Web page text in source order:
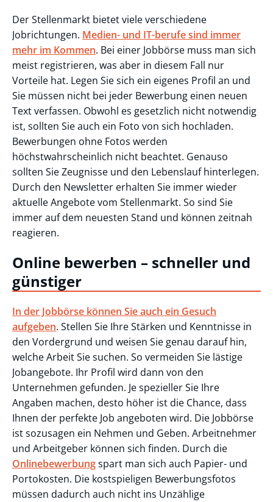
Der Stellenmarkt bietet viele verschiedene
Jobrichtungen. Medien- und IT-berufe sind immer
mehr im Kommen. Bei einer Jobbörse muss man sich
meist registrieren, was aber in diesem Fall nur
Vorteile hat. Legen Sie sich ein eigenes Profil an und
Sie müssen nicht bei jeder Bewerbung einen neuen
Text verfassen. Obwohl es gesetzlich nicht notwendig
ist, sollten Sie auch ein Foto von sich hochladen.
Bewerbungen ohne Fotos werden
höchstwahrscheinlich nicht beachtet. Genauso
sollten Sie Zeugnisse und den Lebenslauf hinterlegen.
Durch den Newsletter erhalten Sie immer wieder
aktuelle Angebote vom Stellenmarkt. So sind Sie
immer auf dem neuesten Stand und können zeitnah
reagieren.
Online bewerben – schneller und
günstiger
In der Jobbörse können Sie auch ein Gesuch
aufgeben. Stellen Sie Ihre Stärken und Kenntnisse in
den Vordergrund und weisen Sie genau darauf hin,
welche Arbeit Sie suchen. So vermeiden Sie lästige
Jobangebote. Ihr Profil wird dann von den
Unternehmen gefunden. Je spezieller Sie Ihre
Angaben machen, desto höher ist die Chance, dass
Ihnen der perfekte Job angeboten wird. Die Jobbörse
ist sozusagen ein Nehmen und Geben. Arbeitnehmer
und Arbeitgeber können sich finden. Durch die
Onlinebewerbungspart man sich auch Papier- und
Portokosten. Die kostspieligen Bewerbungsfotos
müssen dadurch auch nicht ins Unzählige